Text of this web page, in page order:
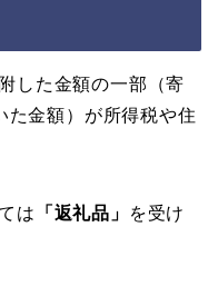
した金額の一部（寄
た金額）が所得税や住
は 「返礼品」
を受け